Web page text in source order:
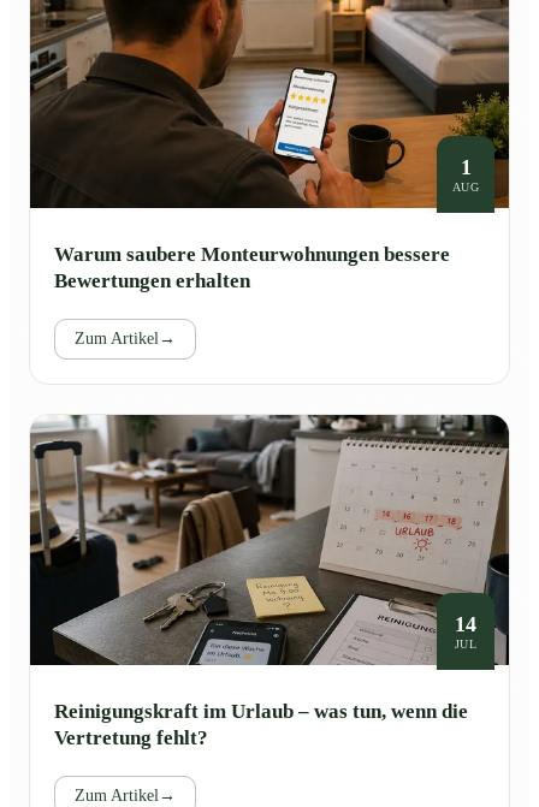
1
AUG
Warum saubere Monteurwohnungen bessere
Bewertungen erhalten
Zum Artikel→
14
JUL
Reinigungskraft im Urlaub – was tun, wenn die
Vertretung fehlt?
Zum Artikel→